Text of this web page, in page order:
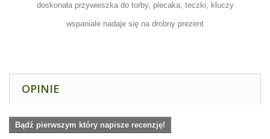
doskonała przywieszka do torby, plecaka, teczki, kluczy
wspaniale nadaje się na drobny prezent
OPINIE
Bądź pierwszym który napisze recenzję!